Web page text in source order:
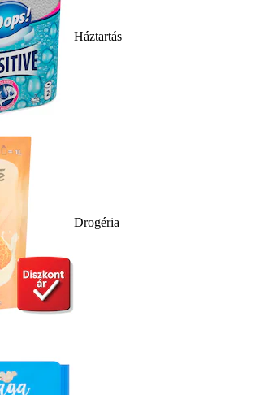
Háztartás
Drogéria